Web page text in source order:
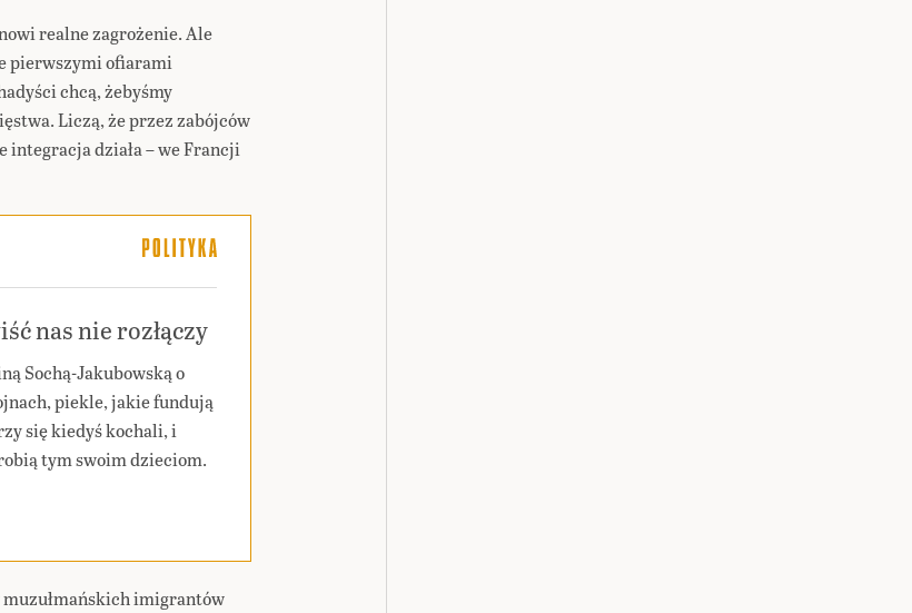
realne zagrożenie. Ale
pierwszymi ofiarami
chcą, żebyśmy
Liczą, że przez zabójców
integracja działa – we Francji
nas nie rozłączy
Sochą-Jakubowską o
piekle, jakie fundują
się kiedyś kochali, i
tym swoim dzieciom.
imigrantów